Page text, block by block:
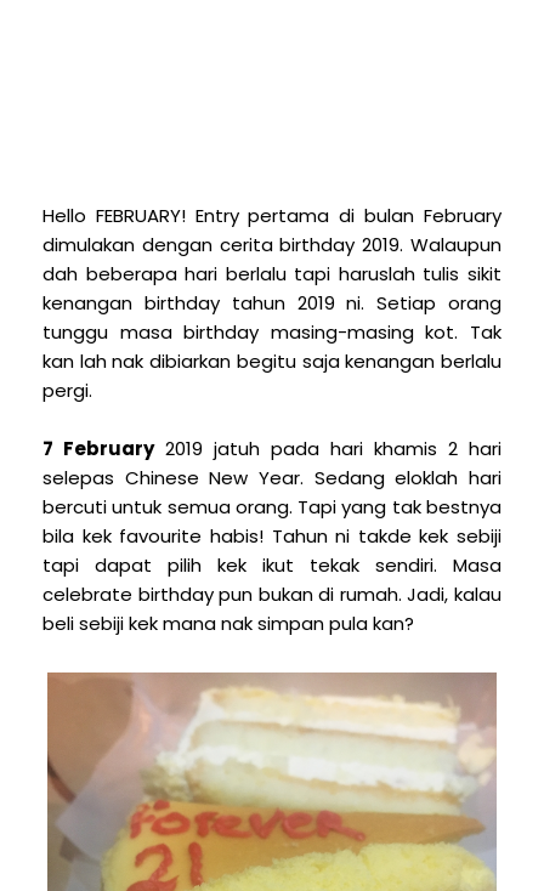
Hello FEBRUARY! Entry pertama di bulan February
dimulakan dengan cerita birthday 2019. Walaupun
dah beberapa hari berlalu tapi haruslah tulis sikit
kenangan birthday tahun 2019 ni. Setiap orang
tunggu masa birthday masing-masing kot. Tak
kan lah nak dibiarkan begitu saja kenangan berlalu
pergi.
7 February2019 jatuh pada hari khamis 2 hari
selepas Chinese New Year. Sedang eloklah hari
bercuti untuk semua orang. Tapi yang tak bestnya
bila kek favourite habis! Tahun ni takde kek sebiji
tapi dapat pilih kek ikut tekak sendiri. Masa
celebrate birthday pun bukan di rumah. Jadi, kalau
beli sebiji kek mana nak simpan pula kan?